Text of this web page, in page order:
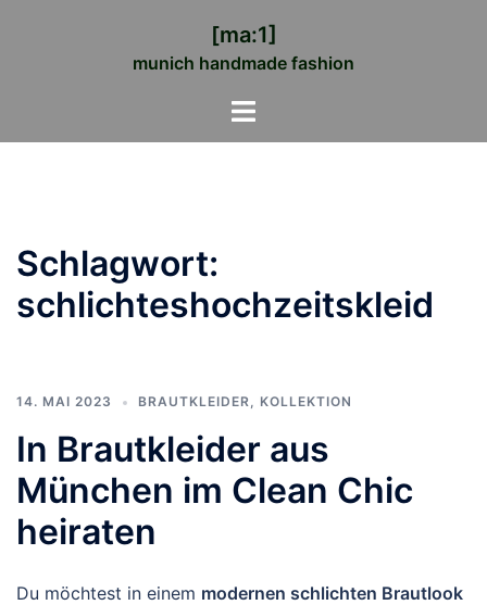
[ma:1]
munich handmade fashion
Menü
Schlagwort:
schlichteshochzeitskleid
14. MAI 2023 BRAUTKLEIDER, KOLLEKTION
In Brautkleider aus
München im Clean Chic
heiraten
Du möchtest in einem modernen schlichten Brautlook